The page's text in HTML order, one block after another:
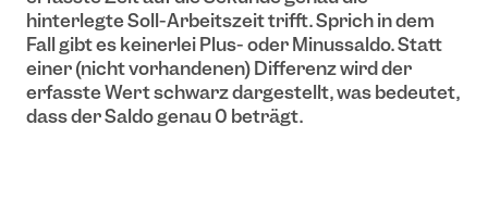
hinterlegte Soll-Arbeitszeit trifft. Sprich in dem
Fall gibt es keinerlei Plus- oder Minussaldo. Statt
einer (nicht vorhandenen) Differenz wird der
erfasste Wert schwarz dargestellt, was bedeutet,
dass der Saldo genau 0 beträgt.